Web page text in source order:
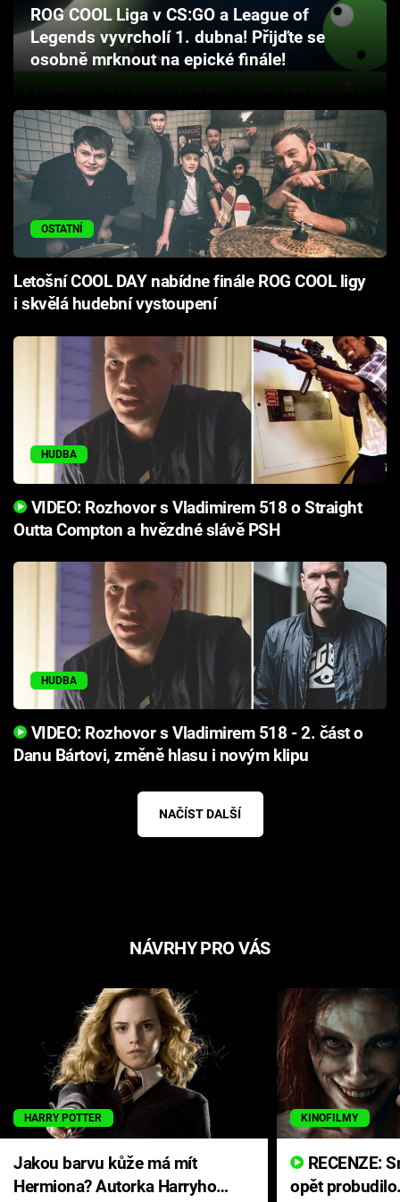
Cool Esport
Pořady
TV Program
Sledujte prima+
Sledujte nás
ROG COOL Liga v CS:GO a League of
Legends vyvrcholí 1. dubna! Přijďte se
osobně mrknout na epické finále!
OSTATNÍ
Letošní COOL DAY nabídne finále ROG COOL ligy
i skvělá hudební vystoupení
HUDBA
VIDEO: Rozhovor s Vladimirem 518 o Straight
Outta Compton a hvězdné slávě PSH
HUDBA
VIDEO: Rozhovor s Vladimirem 518 - 2. část o
Danu Bártovi, změně hlasu i novým klipu
NAČÍST DALŠÍ
NÁVRHY PRO VÁS
HARRY POTTER
Jakou barvu kůže má mít
Hermiona? Autorka Harryho
KINOFILMY
opět